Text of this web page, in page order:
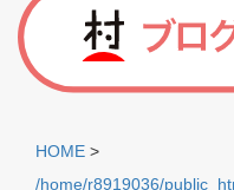
HOME >
/home/r8919036/